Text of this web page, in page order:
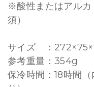
※酸性またはアルカ
須）
サイズ ：
参考重量：354g
保冷時間：18時間